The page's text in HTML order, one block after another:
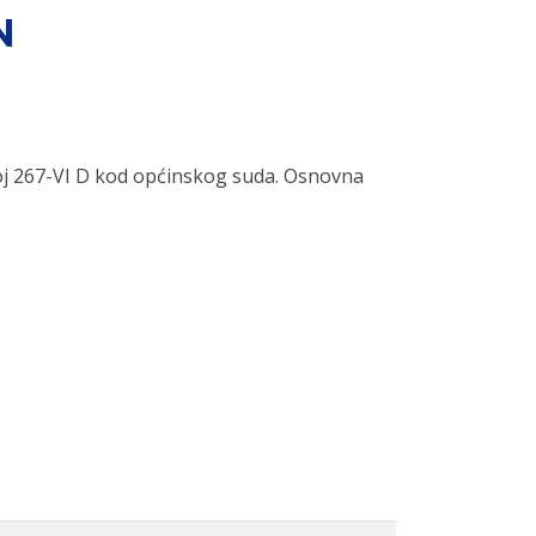
267-VI D kod općinskog suda. Osnovna